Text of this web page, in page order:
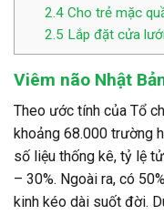
2.4Cho trẻ mặc
2.5 Lắp đặt cửa
Viêm não Nhật
Theo ước tính của Tổ
khoảng 68.000 trường
số liệu thống kê, tỷ lệ
– 30%. Ngoài ra, có
kinh kéo dài suốt đời.